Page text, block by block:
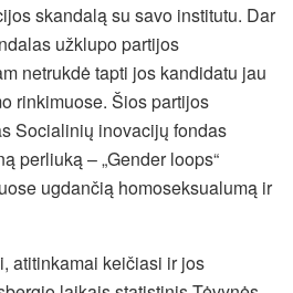
skandalą su savo institutu. Dar
užklupo partijos
netrukdė tapti jos kandidatu jau
rinkimuose. Šios partijos
Socialinių inovacijų fondas
perliuką – „Gender loops“
ugdančią homoseksualumą ir
atitinkamai keičiasi ir jos